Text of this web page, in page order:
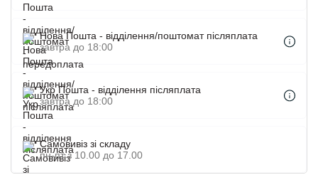
тиснения, по привлекательной цене. Купить блокноты
для нанесения оптом логотипа компании Вы можете
на этой страничке.
Нова Пошта - відділення/поштомат післяплата
завтра до 18:00
Укр Пошта - відділення післяплата
завтра до 18:00
Самовивіз зі складу
пн-пт з 10.00 до 17.00